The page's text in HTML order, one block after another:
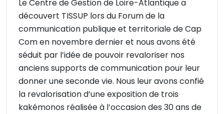
Le Centre de Gestion de Loire-Atlantique a
découvert TISSUP lors du Forum de la
communication publique et territoriale de Cap
Com en novembre dernier et nous avons été
séduit par l’idée de pouvoir revaloriser nos
anciens supports de communication pour leur
donner une seconde vie. Nous leur avons confié
la revalorisation d’une exposition de trois
kakémonos réalisée à l’occasion des 30 ans de